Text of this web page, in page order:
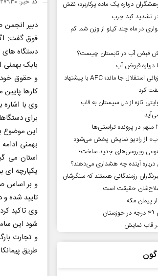
دبیر انجمن
فوق گفت:
دستگاه های
بابک بهمنی
و حقوق
کارها پایین
وی با
برای
این موضوع
بهمنی
استان می
یکپارچه
و بر اساس
تایید شده و
وی تاکید
شود این
و تجارت
طریق
درباره یک ماده پرکاربرد؛ نقش
تشدید کبد چرب
در ماه چند کیلو از وزن شما کم
قبض آب در تابستان چیست؟
درباره قبوض آب
بصره از میزبانی استقلال جا ماند؛ AFC با پیشنهاد
کرد
تازه از دل سیستان به قاب
از رادیو نمایش پخش می‌شود
ویروس‌های جدید ساخت؛
درباره آینده چه هشداری می‌دهند؟
رزمندگانی هستند که سنگرشان
حقیقت است
پیمان مکه
قاب نمایش